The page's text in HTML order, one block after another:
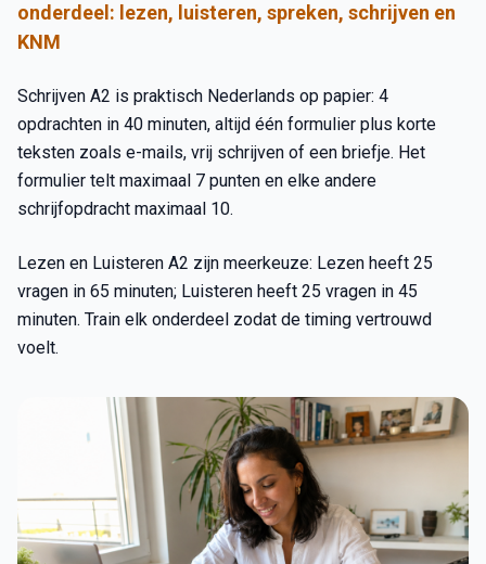
onderdeel: lezen, luisteren, spreken, schrijven en
KNM
Schrijven A2 is praktisch Nederlands op papier: 4
opdrachten in 40 minuten, altijd één formulier plus korte
teksten zoals e-mails, vrij schrijven of een briefje. Het
formulier telt maximaal 7 punten en elke andere
schrijfopdracht maximaal 10.
Lezen en Luisteren A2 zijn meerkeuze: Lezen heeft 25
vragen in 65 minuten; Luisteren heeft 25 vragen in 45
minuten. Train elk onderdeel zodat de timing vertrouwd
voelt.